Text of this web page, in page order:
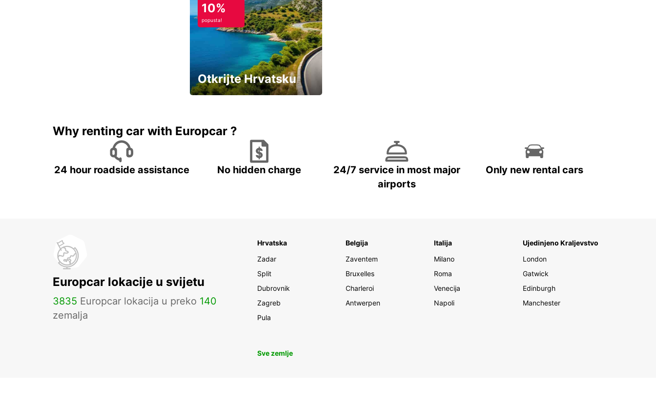
10%
popusta!
Otkrijte Hrvatsku
Why renting car with Europcar ?
24 hour roadside assistance No hidden charge
24/7 service in most major
airports
Only new rental cars
Europcar lokacije u svijetu
3835 Europcar lokacija u preko 140
zemalja
Hrvatska
Zadar
Split
Dubrovnik
Zagreb
Pula
Belgija
Zaventem
Bruxelles
Charleroi
Antwerpen
Italija
Milano
Roma
Venecija
Napoli
Ujedinjeno Kraljevstvo
London
Gatwick
Edinburgh
Manchester
Sve zemlje